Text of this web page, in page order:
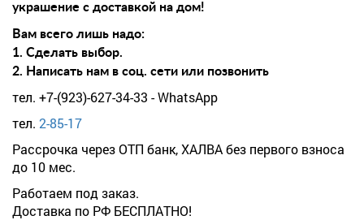
украшение с доставкой на дом!
Вам всего лишь надо:
1. Сделать выбор.
2. Написать нам в соц. сети или позвонить
тел. +7-(923)-627-34-33 - WhatsApp
тел. 2-85-17
Рассрочка через ОТП банк, ХАЛВА без первого взноса
до 10 мес.
Работаем под заказ.
Доставка по РФ БЕСПЛАТНО!